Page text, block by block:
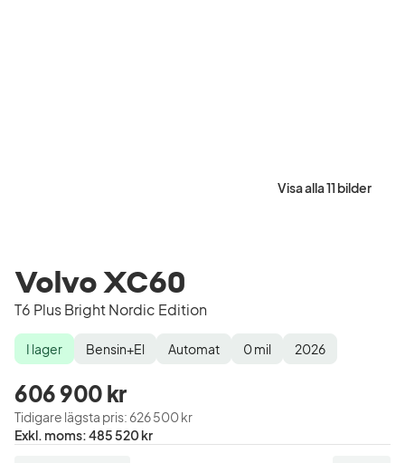
Visa alla 11 bilder
Volvo XC60
T6 Plus Bright Nordic Edition
Lagerstatus
I lager
Drivmedel Bensin+El
Växellåda Automat
Mätarställning 0mil
Modellår 2026
606 900 kr
Tidigare lägsta pris: 626 500 kr
Exkl. moms:Pris
485 520 kr